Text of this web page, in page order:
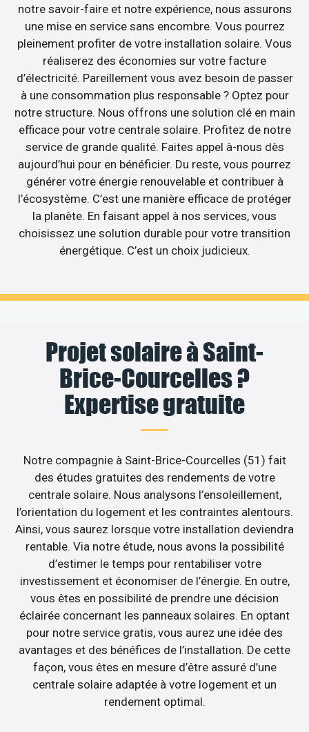
notre savoir-faire et notre expérience, nous assurons
une mise en service sans encombre. Vous pourrez
pleinement profiter de votre installation solaire. Vous
réaliserez des économies sur votre facture
d’électricité. Pareillement vous avez besoin de passer
à une consommation plus responsable ? Optez pour
notre structure. Nous offrons une solution clé en main
efficace pour votre centrale solaire. Profitez de notre
service de grande qualité. Faites appel à-nous dès
aujourd’hui pour en bénéficier. Du reste, vous pourrez
générer votre énergie renouvelable et contribuer à
l’écosystème. C’est une manière efficace de protéger
la planète. En faisant appel à nos services, vous
choisissez une solution durable pour votre transition
énergétique. C’est un choix judicieux.
Projet solaire à Saint-
Brice-Courcelles ?
Expertise gratuite
Notre compagnie à Saint-Brice-Courcelles (51) fait
des études gratuites des rendements de votre
centrale solaire. Nous analysons l’ensoleillement,
l’orientation du logement et les contraintes alentours.
Ainsi, vous saurez lorsque votre installation deviendra
rentable. Via notre étude, nous avons la possibilité
d’estimer le temps pour rentabiliser votre
investissement et économiser de l’énergie. En outre,
vous êtes en possibilité de prendre une décision
éclairée concernant les panneaux solaires. En optant
pour notre service gratis, vous aurez une idée des
avantages et des bénéfices de l’installation. De cette
façon, vous êtes en mesure d’être assuré d’une
centrale solaire adaptée à votre logement et un
rendement optimal.